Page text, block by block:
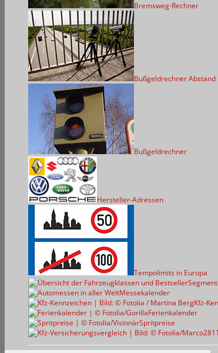
Bremsweg-Rechner
Bußgeldrechner Abstand
Bußgeldrechner
Hersteller-Adressen
Tempolimits in Europa
Messekalender
Kfz-
Ferienkalender
Spritpreise